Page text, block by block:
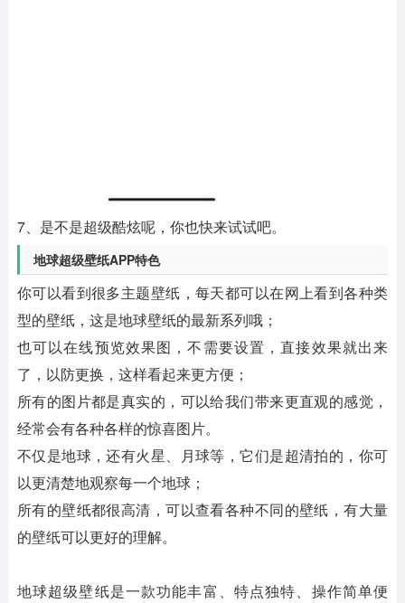
7、是不是超级酷炫呢，你也快来试试吧。
地球超级壁纸APP特色
你可以看到很多主题壁纸，每天都可以在网上看到各种类
型的壁纸，这是地球壁纸的最新系列哦；
也可以在线预览效果图，不需要设置，直接效果就出来
了，以防更换，这样看起来更方便；
所有的图片都是真实的，可以给我们带来更直观的感觉，
经常会有各种各样的惊喜图片。
不仅是地球，还有火星、月球等，它们是超清拍的，你可
以更清楚地观察每一个地球；
所有的壁纸都很高清，可以查看各种不同的壁纸，有大量
的壁纸可以更好的理解。
地球超级壁纸是一款功能丰富、特点独特、操作简单便